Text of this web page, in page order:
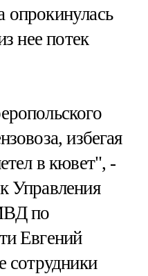
нее потек
избегая
в кювет", -
Управления
по
Евгений
сотрудники